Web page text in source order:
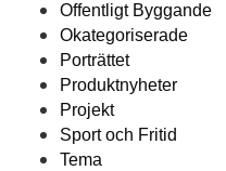
Offentligt Byggande
Okategoriserade
Porträttet
Produktnyheter
Projekt
Sport och Fritid
Tema